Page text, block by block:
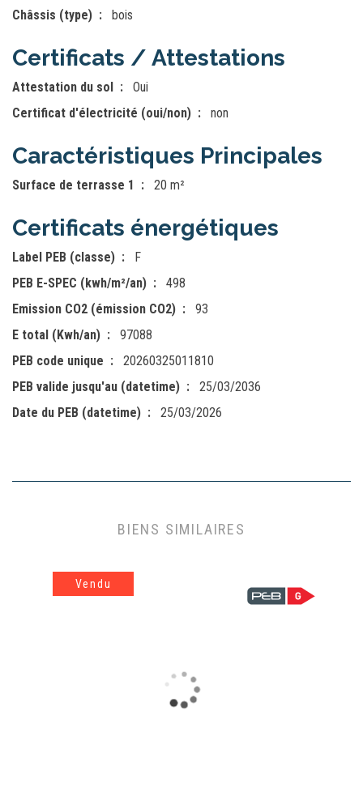
Châssis (type) bois
Certificats / Attestations
Attestation du sol
Oui
Certificat d'électricité (oui/non)
non
Caractéristiques Principales
Surface de terrasse 1 20 m²
Certificats énergétiques
Label PEB (classe)
F
PEB E-SPEC (kwh/m²/an)
498
Emission CO2 (émission CO2)
93
E total (Kwh/an)
97088
PEB code unique
20260325011810
PEB valide jusqu'au (datetime)
25/03/2036
Date du PEB (datetime)
25/03/2026
BIENS SIMILAIRES
Vendu